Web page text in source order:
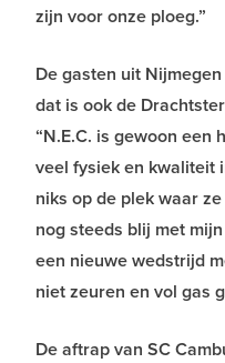
zijn voor onze ploeg.”
De gasten uit
dat is ook de
“N.E.C. is gewoon een
veel fysiek en kwaliteit
niks op de plek waar
nog steeds blij met
een nieuwe wedstrijd
niet zeuren en vol gas
De aftrap van SC